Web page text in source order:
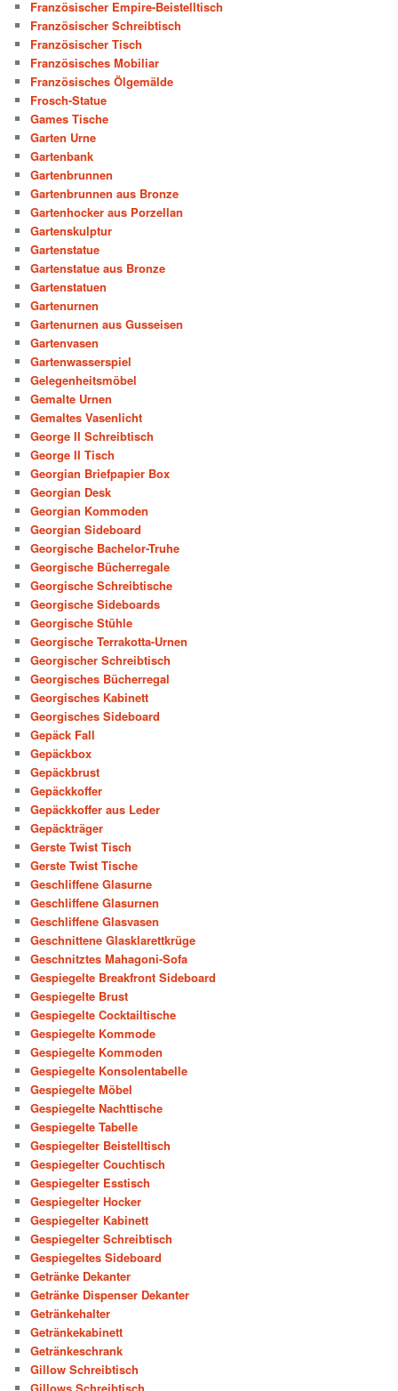
Französischer Empire-Beistelltisch
Französischer Schreibtisch
Französischer Tisch
Französisches Mobiliar
Französisches Ölgemälde
Frosch-Statue
Games Tische
Garten Urne
Gartenbank
Gartenbrunnen
Gartenbrunnen aus Bronze
Gartenhocker aus Porzellan
Gartenskulptur
Gartenstatue
Gartenstatue aus Bronze
Gartenstatuen
Gartenurnen
Gartenurnen aus Gusseisen
Gartenvasen
Gartenwasserspiel
Gelegenheitsmöbel
Gemalte Urnen
Gemaltes Vasenlicht
George II Schreibtisch
George II Tisch
Georgian Briefpapier Box
Georgian Desk
Georgian Kommoden
Georgian Sideboard
Georgische Bachelor-Truhe
Georgische Bücherregale
Georgische Schreibtische
Georgische Sideboards
Georgische Stühle
Georgische Terrakotta-Urnen
Georgischer Schreibtisch
Georgisches Bücherregal
Georgisches Kabinett
Georgisches Sideboard
Gepäck Fall
Gepäckbox
Gepäckbrust
Gepäckkoffer
Gepäckkoffer aus Leder
Gepäckträger
Gerste Twist Tisch
Gerste Twist Tische
Geschliffene Glasurne
Geschliffene Glasurnen
Geschliffene Glasvasen
Geschnittene Glasklarettkrüge
Geschnitztes Mahagoni-Sofa
Gespiegelte Breakfront Sideboard
Gespiegelte Brust
Gespiegelte Cocktailtische
Gespiegelte Kommode
Gespiegelte Kommoden
Gespiegelte Konsolentabelle
Gespiegelte Möbel
Gespiegelte Nachttische
Gespiegelte Tabelle
Gespiegelter Beistelltisch
Gespiegelter Couchtisch
Gespiegelter Esstisch
Gespiegelter Hocker
Gespiegelter Kabinett
Gespiegelter Schreibtisch
Gespiegeltes Sideboard
Getränke Dekanter
Getränke Dispenser Dekanter
Getränkehalter
Getränkekabinett
Getränkeschrank
Gillow Schreibtisch